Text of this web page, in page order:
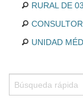
RURAL DE
UNIDAD